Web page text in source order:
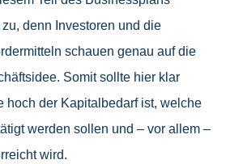
denn Investoren und die
schauen genau auf die
Somit sollte hier klar
hoch der Kapitalbedarf ist, welche
werden sollen und – vor allem –
wird.